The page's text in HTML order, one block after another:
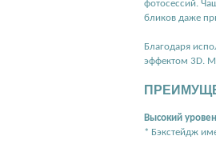
фотосессий.
бликов даже
Благодаря
эффектом 3D.
Высокий
* Бэкстейдж